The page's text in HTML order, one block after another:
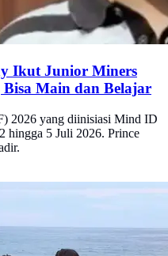
Ikut Junior Miners
Bisa Main dan Belajar
2026 yang diinisiasi Mind ID
hingga 5 Juli 2026. Prince